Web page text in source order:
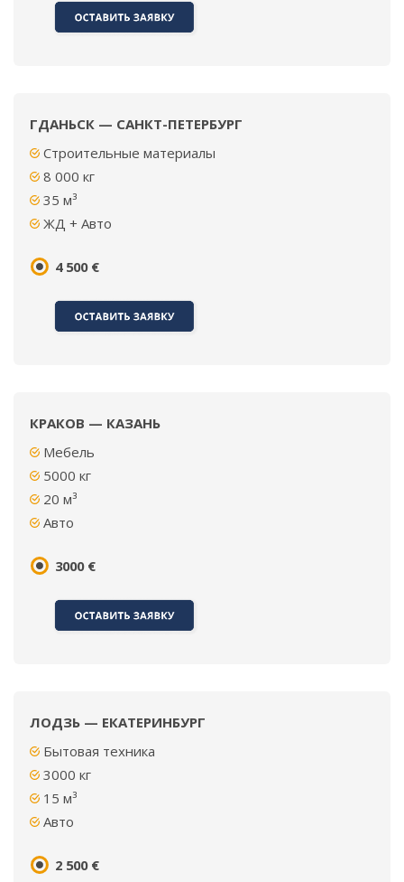
ГДАНЬСК — САНКТ-ПЕТЕРБУРГ
Строительные материалы
8 000 кг
35 м³
ЖД + Авто
4 500 €
КРАКОВ — КАЗАНЬ
Мебель
5000 кг
20 м³
Авто
3000 €
ЛОДЗЬ — ЕКАТЕРИНБУРГ
Бытовая техника
3000 кг
15 м³
Авто
2 500 €